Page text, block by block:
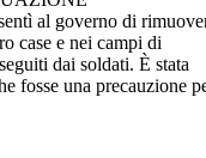
al governo di
case e nei campi di
dai soldati. È stata
fosse una precauzione